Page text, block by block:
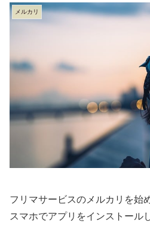
メルカリ
フリマサービスのメルカリを始
スマホでアプリをインストール